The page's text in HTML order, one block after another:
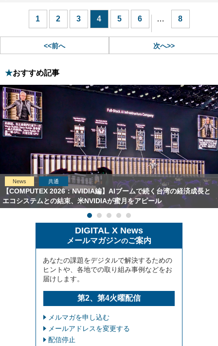
<<前へ
1 2 3 4 5 6 … 8
次へ>>
おすすめ記事
News 共通
【COMPUTEX 2026：NVIDIA編】AIブームで続く台湾の経済成長と
エコシステムとの結束、米NVIDIAが蜜月をアピール
DIGITAL X News
メールマガジンのご案内
あなたの課題をデジタルで解決するための
ヒントや、各地での取り組み事例などをお
届けします。
第2、第4火曜配信
メルマガを申し込む
メールアドレスを変更する
配信停止